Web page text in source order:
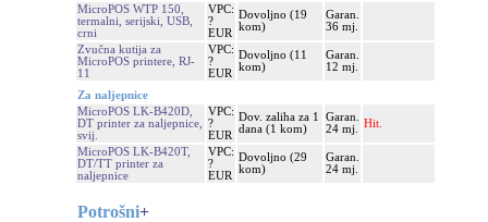
MicroPOS WTP 150,
termalni, serijski, USB,
crni
VPC:
?
EUR
Dovoljno (19
kom)
Garan.
36 mj.
Zvučna kutija za
MicroPOS printere, RJ-
11
VPC:
?
EUR
Dovoljno (11
kom)
Garan.
12 mj.
Za naljepnice
MicroPOS LK-B420D,
DT printer za naljepnice,
svij.
VPC:
?
EUR
Dov. zaliha za 1
dana (1 kom)
Garan.
24 mj.
Hit.
MicroPOS LK-B420T,
DT/TT printer za
naljepnice
VPC:
?
EUR
Dovoljno (29
kom)
Garan.
24 mj.
Potrošni+